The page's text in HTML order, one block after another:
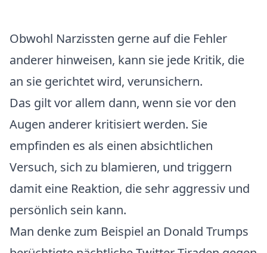
Obwohl Narzissten gerne auf die Fehler
anderer hinweisen, kann sie jede Kritik, die
an sie gerichtet wird, verunsichern.
Das gilt vor allem dann, wenn sie vor den
Augen anderer kritisiert werden. Sie
empfinden es als einen absichtlichen
Versuch, sich zu blamieren, und triggern
damit eine Reaktion, die sehr aggressiv und
persönlich sein kann.
Man denke zum Beispiel an Donald Trumps